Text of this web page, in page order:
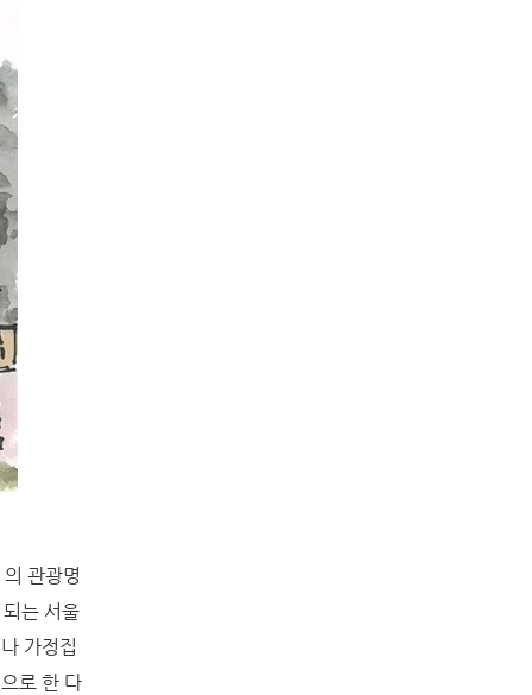
관광명
는 서울
가정집
로 한 다